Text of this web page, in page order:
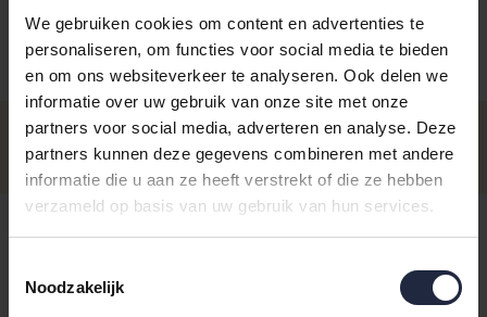
We gebruiken cookies om content en advertenties te
personaliseren, om functies voor social media te bieden
en om ons websiteverkeer te analyseren. Ook delen we
informatie over uw gebruik van onze site met onze
partners voor social media, adverteren en analyse. Deze
partners kunnen deze gegevens combineren met andere
informatie die u aan ze heeft verstrekt of die ze hebben
verzameld op basis van uw gebruik van hun services.
Noodzakelijk
Aantal Maat Prijs
Small
- Levertijd: 3-7 werkdagen
€119,95
Incl. BTW
€119,95
Incl. BTW
XLarge
uur besteld ma t/m vrij, dezelfde
dag verzonden
€119,95
Incl. BTW